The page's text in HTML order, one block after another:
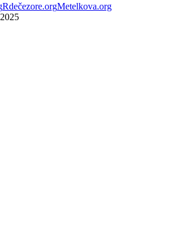
Rdečezore.orgMetelkova.org